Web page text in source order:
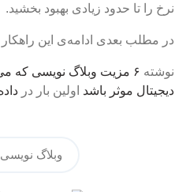
نرخ را تا حدود زیادی بهبود بخشید.
در مطلب بعدی ادامه‌ی این راهکار
نوشته
۶ مزیت وبلاگ نویسی که
دیجیتال موثر باشد اولین بار در
وبلاگ نویسی